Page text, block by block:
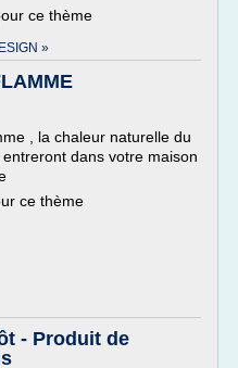
ce thème
»
, la chaleur naturelle du
dans votre maison
ce thème
- Produit de